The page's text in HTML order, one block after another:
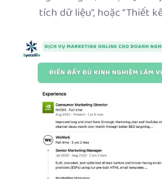
tích dữ liệu”, hoặc “Thiết